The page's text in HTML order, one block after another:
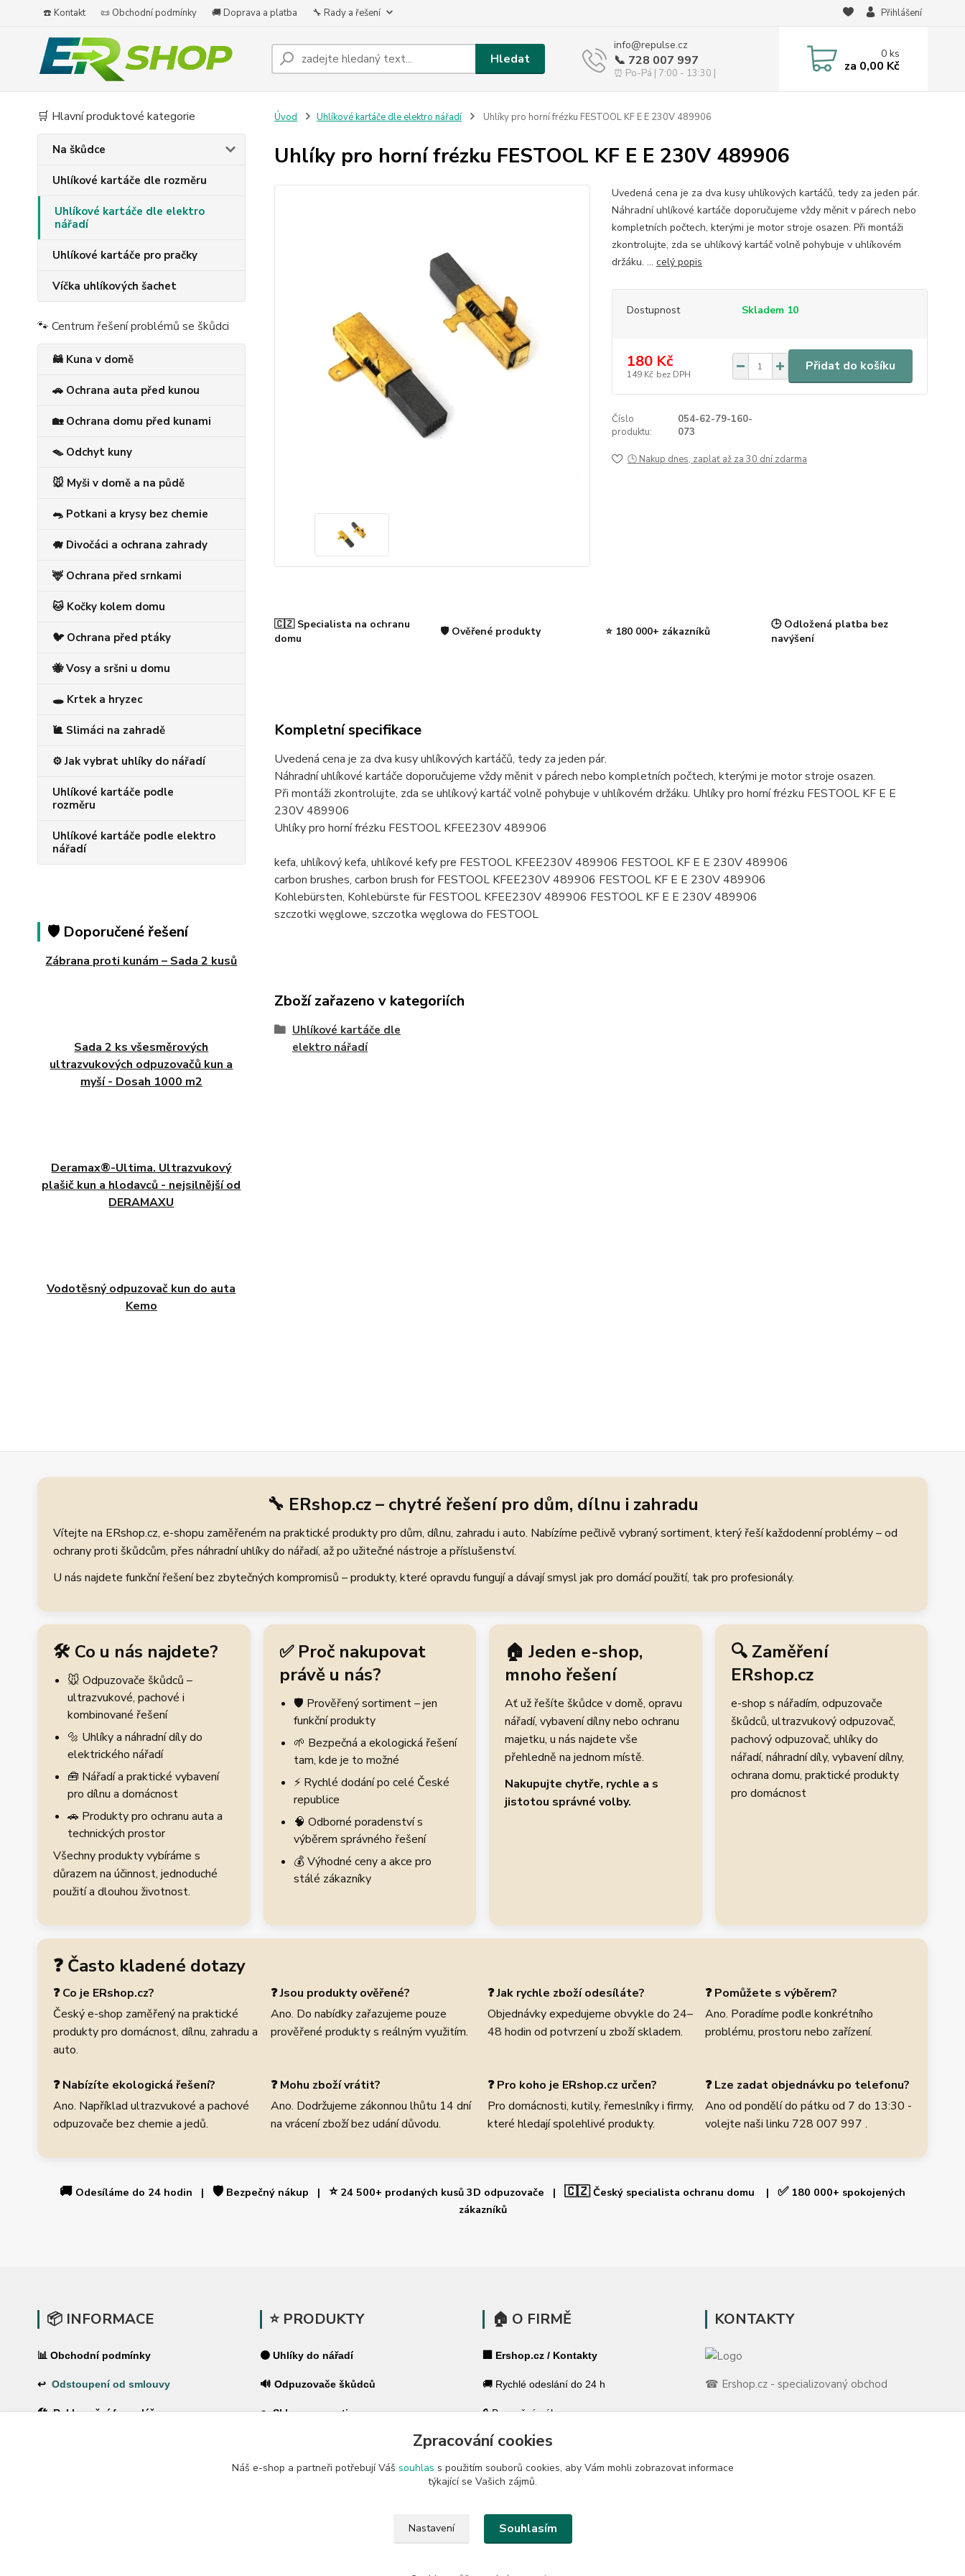
☎️ Kontakt 📜 Obchodní podmínky 🚚 Doprava a platba 🔧 Rady a řešení Přihlášení
Hledat
info@repulse.cz
📞 728 007 997
⏰ Po-Pá | 7:00 - 13:30 |
0ks
za 0,00 Kč
🛒 Hlavní produktové kategorie
Na škůdce
Uhlíkové kartáče dle rozměru
Uhlíkové kartáče dle elektro
nářadí
Uhlíkové kartáče pro pračky
Víčka uhlíkových šachet
🐾 Centrum řešení problémů se škůdci
🦝 Kuna v domě
🚗 Ochrana auta před kunou
🏡 Ochrana domu před kunami
🪤 Odchyt kuny
🐭 Myši v domě a na půdě
🐀 Potkani a krysy bez chemie
🐗 Divočáci a ochrana zahrady
🦌 Ochrana před srnkami
🐱 Kočky kolem domu
🐦 Ochrana před ptáky
🐝 Vosy a sršni u domu
🕳️ Krtek a hryzec
🐌 Slimáci na zahradě
⚙️ Jak vybrat uhlíky do nářadí
Uhlíkové kartáče podle
rozměru
Uhlíkové kartáče podle elektro
nářadí
🛡️ Doporučené řešení
Zábrana proti kunám – Sada 2 kusů
Sada 2 ks všesměrových
ultrazvukových odpuzovačů kun a
myší - Dosah 1000 m2
Deramax®-Ultima. Ultrazvukový
plašič kun a hlodavců - nejsilnější od
DERAMAXU
Vodotěsný odpuzovač kun do auta
Kemo
Úvod Uhlíkové kartáče dle elektro nářadí Uhlíky pro horní frézku FESTOOL KF E E 230V 489906
Uhlíky pro horní frézku FESTOOL KF E E 230V 489906
Uvedená cena je za dva kusy uhlíkových kartáčů, tedy za jeden pár.
Náhradní uhlíkové kartáče doporučujeme vždy měnit v párech nebo
kompletních počtech, kterými je motor stroje osazen. Při montáži
zkontrolujte, zda se uhlíkový kartáč volně pohybuje v uhlíkovém
držáku. ... celý popis
Dostupnost Skladem 10
180 Kč
149 Kč bez DPH
Přidat do košíku
Číslo
produktu:
054-62-79-160-
073
🕒 Nakup dnes, zaplať až za 30 dní zdarma
🇨🇿 Specialista na ochranu
domu
🛡️ Ověřené produkty ⭐ 180 000+ zákazníků
🕒 Odložená platba bez
navýšení
Kompletní specifikace
Uvedená cena je za dva kusy uhlíkových kartáčů, tedy za jeden pár.
Náhradní uhlíkové kartáče doporučujeme vždy měnit v párech nebo kompletních počtech, kterými je motor stroje osazen.
Při montáži zkontrolujte, zda se uhlíkový kartáč volně pohybuje v uhlíkovém držáku. Uhlíky pro horní frézku FESTOOL KF E E
230V 489906
Uhlíky pro horní frézku FESTOOL KFEE230V 489906
kefa, uhlíkový kefa, uhlíkové kefy pre FESTOOL KFEE230V 489906 FESTOOL KF E E 230V 489906
carbon brushes, carbon brush for FESTOOL KFEE230V 489906 FESTOOL KF E E 230V 489906
Kohlebürsten, Kohlebürste für FESTOOL KFEE230V 489906 FESTOOL KF E E 230V 489906
szczotki węglowe, szczotka węglowa do FESTOOL
Zboží zařazeno v kategoriích
Uhlíkové kartáče dle
elektro nářadí
🔧 ERshop.cz – chytré řešení pro dům, dílnu i zahradu
Vítejte na ERshop.cz, e-shopu zaměřeném na praktické produkty pro dům, dílnu, zahradu i auto. Nabízíme pečlivě vybraný sortiment, který řeší každodenní problémy – od
ochrany proti škůdcům, přes náhradní uhlíky do nářadí, až po užitečné nástroje a příslušenství.
U nás najdete funkční řešení bez zbytečných kompromisů – produkty, které opravdu fungují a dávají smysl jak pro domácí použití, tak pro profesionály.
🛠️ Co u nás najdete?
🐭 Odpuzovače škůdců –
ultrazvukové, pachové i
kombinované řešení
🔩 Uhlíky a náhradní díly do
elektrického nářadí
🧰 Nářadí a praktické vybavení
pro dílnu a domácnost
🚗 Produkty pro ochranu auta a
technických prostor
Všechny produkty vybíráme s
důrazem na účinnost, jednoduché
použití a dlouhou životnost.
✅ Proč nakupovat
právě u nás?
🛡️ Prověřený sortiment – jen
funkční produkty
🌱 Bezpečná a ekologická řešení
tam, kde je to možné
⚡ Rychlé dodání po celé České
republice
🧠 Odborné poradenství s
výběrem správného řešení
💰 Výhodné ceny a akce pro
stálé zákazníky
🏠 Jeden e-shop,
mnoho řešení
Ať už řešíte škůdce v domě, opravu
nářadí, vybavení dílny nebo ochranu
majetku, u nás najdete vše
přehledně na jednom místě.
Nakupujte chytře, rychle a s
jistotou správné volby.
🔍 Zaměření
ERshop.cz
e-shop s nářadím, odpuzovače
škůdců, ultrazvukový odpuzovač,
pachový odpuzovač, uhlíky do
nářadí, náhradní díly, vybavení dílny,
ochrana domu, praktické produkty
pro domácnost
❓ Často kladené dotazy
❓ Co je ERshop.cz?
Český e-shop zaměřený na praktické
produkty pro domácnost, dílnu, zahradu a
auto.
❓ Jsou produkty ověřené?
Ano. Do nabídky zařazujeme pouze
prověřené produkty s reálným využitím.
❓ Jak rychle zboží odesíláte?
Objednávky expedujeme obvykle do 24–
48 hodin od potvrzení u zboží skladem.
❓ Pomůžete s výběrem?
Ano. Poradíme podle konkrétního
problému, prostoru nebo zařízení.
❓ Nabízíte ekologická řešení?
Ano. Například ultrazvukové a pachové
odpuzovače bez chemie a jedů.
❓ Mohu zboží vrátit?
Ano. Dodržujeme zákonnou lhůtu 14 dní
na vrácení zboží bez udání důvodu.
❓ Pro koho je ERshop.cz určen?
Pro domácnosti, kutily, řemeslníky i firmy,
které hledají spolehlivé produkty.
❓ Lze zadat objednávku po telefonu?
Ano od pondělí do pátku od 7 do 13:30 -
volejte naši linku 728 007 997 .
🚚 Odesíláme do 24 hodin | 🛡️ Bezpečný nákup | ⭐24 500+ prodaných kusů 3D odpuzovače | 🇨🇿Český specialista ochranu domu | ✅180 000+ spokojených
zákazníků
📦 INFORMACE
📊 Obchodní podmínky
↩ Odstoupení od smlouvy
🛠 Reklamační formulář
⭐ PRODUKTY
⚫ Uhlíky do nářadí
🔊 Odpuzovače škůdců
🪤 Sklopce a pasti
⚡ Elektrické ohradníky
🏠 O FIRMĚ
🏢 Ershop.cz / Kontakty
🚚 Rychlé odeslání do 24 h
🔒 Bezpečný nákup
⭐ 180 000+ spokojených zákazníků
🇨🇿 Český specialista pro váš dům
KONTAKTY
☎ Ershop.cz - specializovaný obchod
Zpracování cookies
Náš e-shop a partneři potřebují Váš souhlas s použitím souborů cookies, aby Vám mohli zobrazovat informace
týkající se Vašich zájmů.
Nastavení Souhlasím